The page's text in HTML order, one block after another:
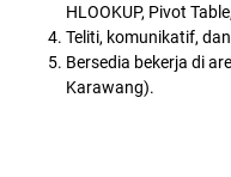
HLOOKUP, Pivot
Teliti, komunikatif,
Bersedia bekerja di
Karawang).